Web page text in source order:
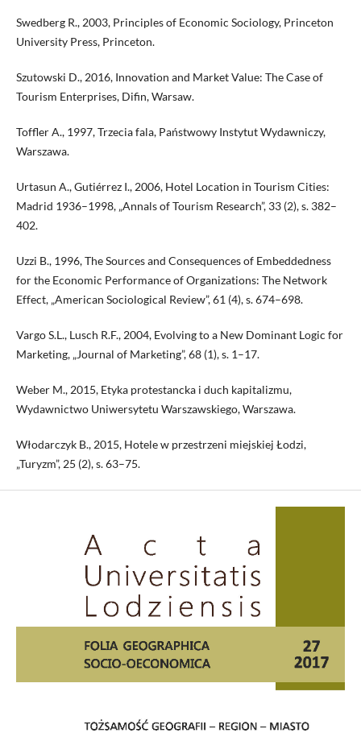
Swedberg R., 2003, Principles of Economic Sociology, Princeton
University Press, Princeton.
Szutowski D., 2016, Innovation and Market Value: The Case of
Tourism Enterprises, Difin, Warsaw.
Toffler A., 1997, Trzecia fala, Państwowy Instytut Wydawniczy,
Warszawa.
Urtasun A., Gutiérrez I., 2006, Hotel Location in Tourism Cities:
Madrid 1936–1998, „Annals of Tourism Research”, 33 (2), s. 382–
402.
Uzzi B., 1996, The Sources and Consequences of Embeddedness
for the Economic Performance of Organizations: The Network
Effect, „American Sociological Review”, 61 (4), s. 674–698.
Vargo S.L., Lusch R.F., 2004, Evolving to a New Dominant Logic for
Marketing, „Journal of Marketing”, 68 (1), s. 1–17.
Weber M., 2015, Etyka protestancka i duch kapitalizmu,
Wydawnictwo Uniwersytetu Warszawskiego, Warszawa.
Włodarczyk B., 2015, Hotele w przestrzeni miejskiej Łodzi,
„Turyzm”, 25 (2), s. 63–75.